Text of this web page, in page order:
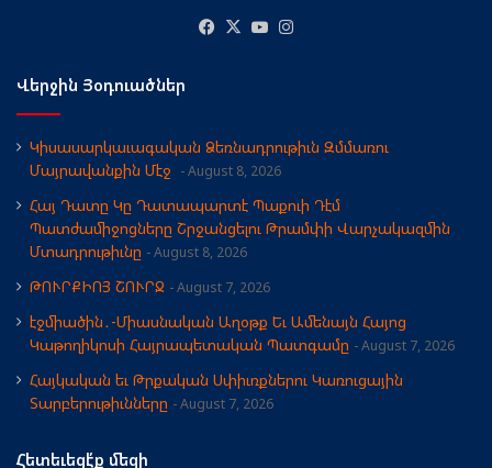
Facebook
X YouTube
Վերջին Յօդուածներ
Կիսասարկաւագական Ձեռնադրութիւն Զմմառու
Մայրավանքին Մէջ
August 8, 2026
Հայ Դատը Կը Դատապարտէ Պաքուի Դէմ
Պատժամիջոցները Շրջանցելու Թրամփի Վարչակազմին
Մտադրութիւնը
August 8, 2026
ԹՈՒՐՔԻՈՅ ՇՈՒՐՋ August 7, 2026
էջմիածին․-Միասնական Աղօթք Եւ Ամենայն Հայոց
Կաթողիկոսի Հայրապետական Պատգամը
August 7, 2026
Հայկական եւ Թրքական Սփիւռքներու Կառուցային
Տարբերութիւնները
August 7, 2026
Հետեւեցէ՛ք մեզի